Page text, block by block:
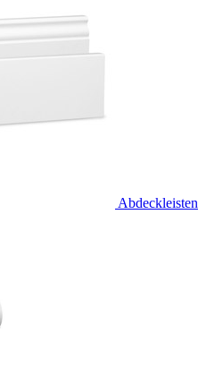
Abdeckleisten